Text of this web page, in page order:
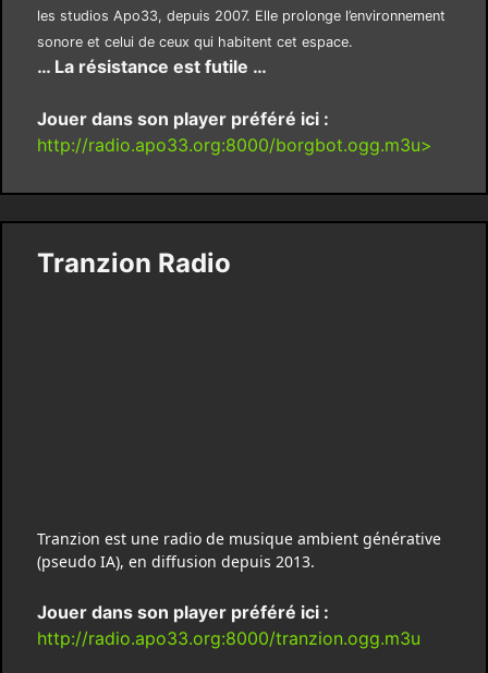
les studios Apo33, depuis 2007. Elle prolonge l’environnement
sonore et celui de ceux qui habitent cet espace.
… La résistance est futile …
Jouer dans son player préféré ici :
http://radio.apo33.org:8000/borgbot.ogg.m3u>
Tranzion Radio
Tranzion est une radio de musique ambient générative
(pseudo IA), en diffusion depuis 2013.
Jouer dans son player préféré ici :
http://radio.apo33.org:8000/tranzion.ogg.m3u